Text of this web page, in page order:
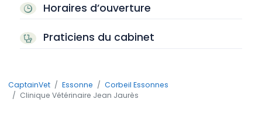
Horaires d’ouverture
Praticiens du cabinet
CaptainVet Essonne
Corbeil Essonnes
Clinique Vétérinaire Jean Jaurès